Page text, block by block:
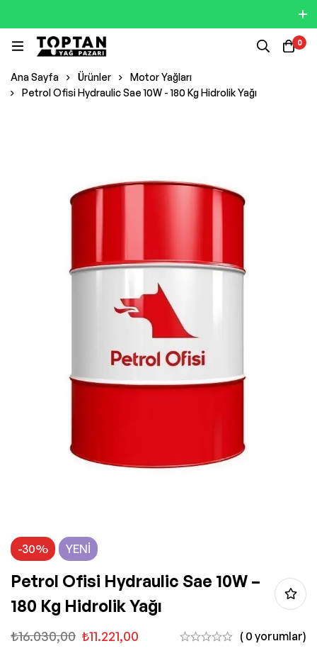
0
Ana Sayfa Ürünler
Motor Yağları
Petrol Ofisi Hydraulic Sae 10W - 180 Kg Hidrolik Yağı
-30% YENI
Petrol Ofisi Hydraulic Sae 10W –
180 Kg Hidrolik Yağı
₺16.030,00 ₺11.221,00 ( 0 yorumlar)